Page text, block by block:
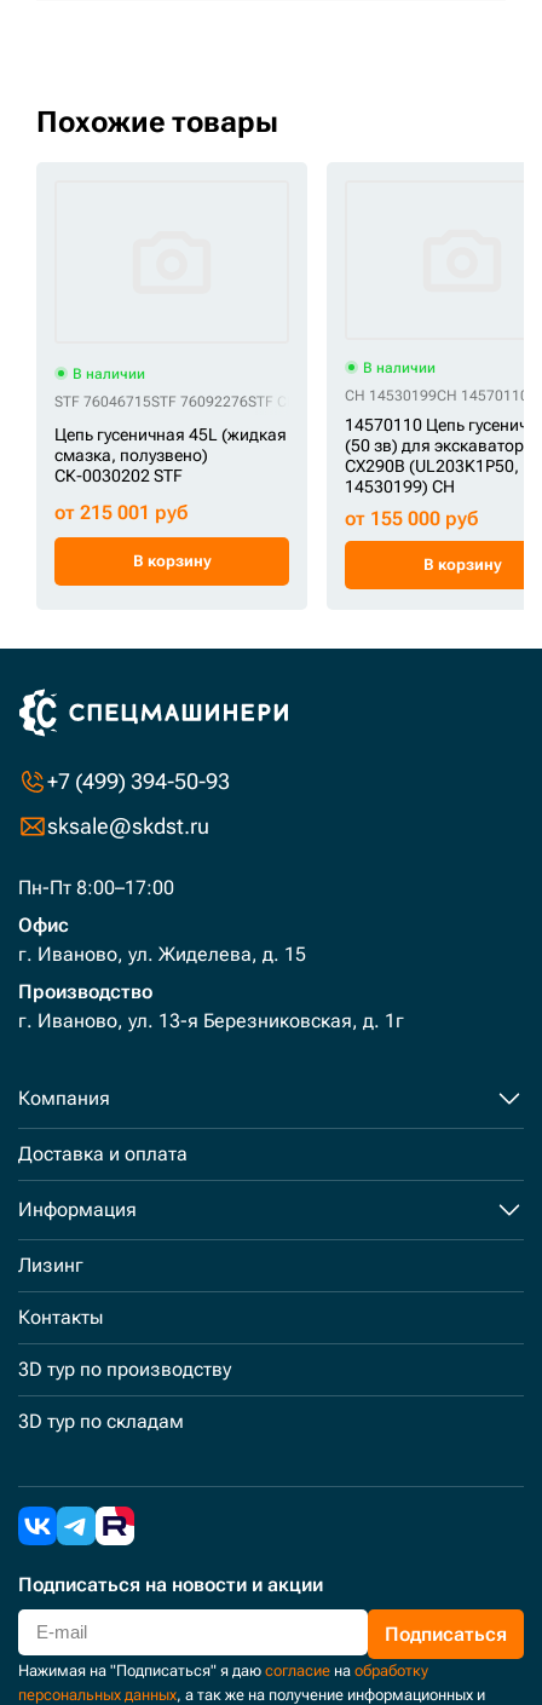
Похожие товары
В наличии
STF 76046715STF 76092276STF CR4267/45STF CR5483/45 STF FT3738/
Цепь гусеничная 45L (жидкая
смазка, полузвено)
СК-0030202 STF
от 215 001 руб
В корзину
В наличии
CH 14530199CH 14570110
14570110 Цепь
(50 зв) для экскаватора
CX290B (UL203K1P50,
14530199) CH
от 155 000 руб
В корзину
+7 (499) 394-50-93
sksale@skdst.ru
Пн-Пт 8:00–17:00
Офис
г. Иваново, ул. Жиделева, д. 15
Производство
г. Иваново, ул. 13-я Березниковская, д. 1г
Компания
Доставка и оплата
Информация
Лизинг
Контакты
3D тур по производству
3D тур по складам
Подписаться на новости и акции
Подписаться
Нажимая на "Подписаться" я даю согласие на обработку
персональных данных, а так же на получение информационных и